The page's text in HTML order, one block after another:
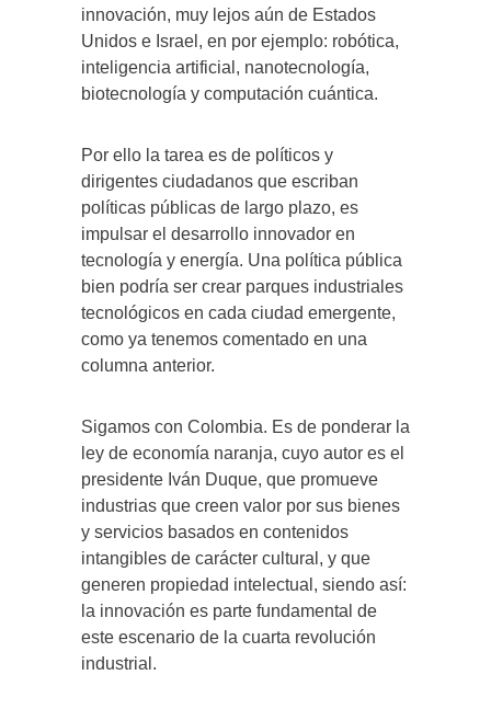
innovación, muy lejos aún de Estados
Unidos e Israel, en por ejemplo: robótica,
inteligencia artificial, nanotecnología,
biotecnología y computación cuántica.
Por ello la tarea es de políticos y
dirigentes ciudadanos que escriban
políticas públicas de largo plazo, es
impulsar el desarrollo innovador en
tecnología y energía. Una política pública
bien podría ser crear parques industriales
tecnológicos en cada ciudad emergente,
como ya tenemos comentado en una
columna anterior.
Sigamos con Colombia. Es de ponderar la
ley de economía naranja, cuyo autor es el
presidente Iván Duque, que promueve
industrias que creen valor por sus bienes
y servicios basados en contenidos
intangibles de carácter cultural, y que
generen propiedad intelectual, siendo así:
la innovación es parte fundamental de
este escenario de la cuarta revolución
industrial.